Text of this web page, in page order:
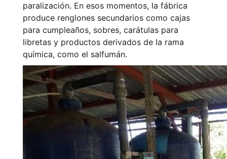
paralización. En esos momentos, la fábrica
produce renglones secundarios como cajas
para cumpleaños, sobres, carátulas para
libretas y productos derivados de la rama
química, como el salfumán.